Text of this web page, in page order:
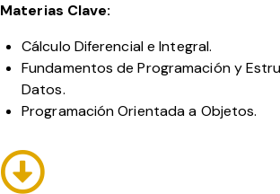
Materias Clave:
Cálculo Diferencial e Integral.
Fundamentos de Programación y
Datos.
Programación Orientada a Objetos.